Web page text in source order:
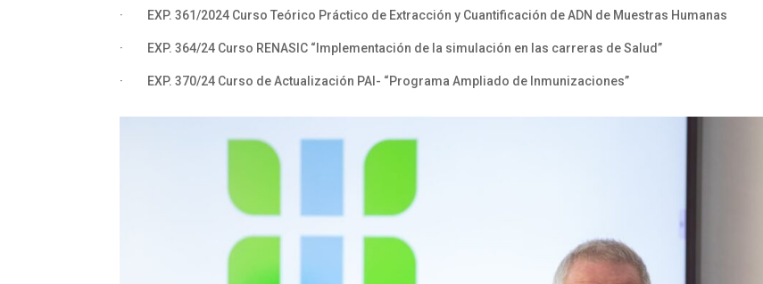
· EXP. 361/2024 Curso Teórico Práctico de Extracción y Cuantificación de ADN de Muestras Humanas
· EXP. 364/24 Curso RENASIC “Implementación de la simulación en las carreras de Salud”
· EXP. 370/24 Curso de Actualización PAI- “Programa Ampliado de Inmunizaciones”